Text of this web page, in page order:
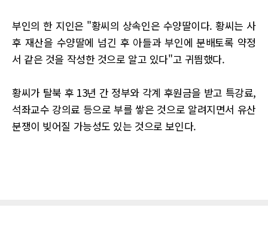
부인의 한 지인은 "황씨의 상속인은 수양딸이다. 황씨는 사
후 재산을 수양딸에 넘긴 후 아들과 부인에 분배토록 약정
서 같은 것을 작성한 것으로 알고 있다"고 귀띔했다.
황씨가 탈북 후 13년 간 정부와 각계 후원금을 받고 특강료,
석좌교수 강의료 등으로 부를 쌓은 것으로 알려지면서 유산
분쟁이 빚어질 가능성도 있는 것으로 보인다.